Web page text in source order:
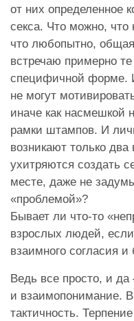
от них определенное
секса. Что можно, что
что любопытно,
встречаю примерно
специфичной форме.
не могут
иначе как насмешкой
рамки штампов. И
возникают только
ухитряются создать
месте, даже не
«проблемой»?
Бывает ли что-то
взрослых людей,
взаимного согласия
Ведь все просто, и
и взаимопонимание.
тактичность.